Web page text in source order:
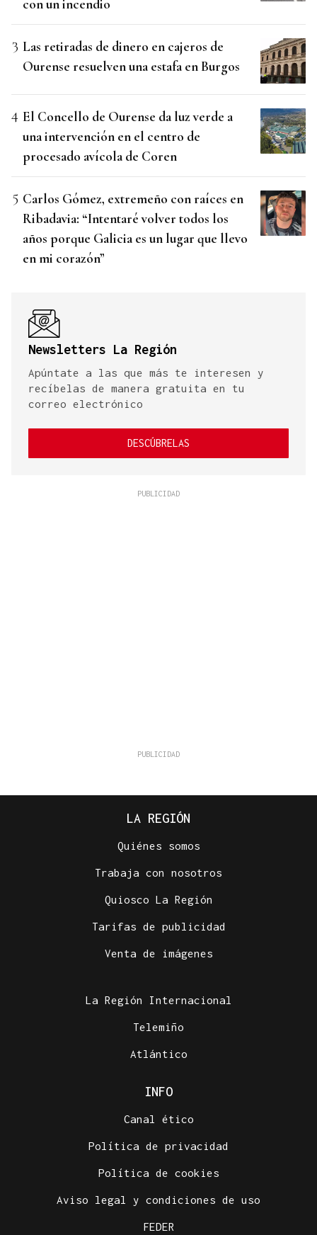
con un incendio
Las retiradas de dinero en cajeros de
Ourense resuelven una estafa en Burgos
El Concello de Ourense da luz verde a
una intervención en el centro de
procesado avícola de Coren
Carlos Gómez, extremeño con raíces en
Ribadavia: “Intentaré volver todos los
años porque Galicia es un lugar que llevo
en mi corazón”
Newsletters La Región
Apúntate a las que más te interesen y
recíbelas de manera gratuita en tu
correo electrónico
DESCÚBRELAS
LA REGIÓN
Quiénes somos
Trabaja con nosotros
Quiosco La Región
Tarifas de publicidad
Venta de imágenes
La Región Internacional
Telemiño
Atlántico
INFO
Canal ético
Política de privacidad
Política de cookies
Aviso legal y condiciones de uso
FEDER